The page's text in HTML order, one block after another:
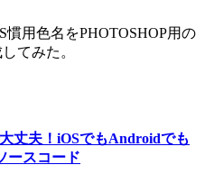
慣用色名をPHOTOSHOP用の
てみた。
丈夫！iOSでもAndroidでも
ースコード